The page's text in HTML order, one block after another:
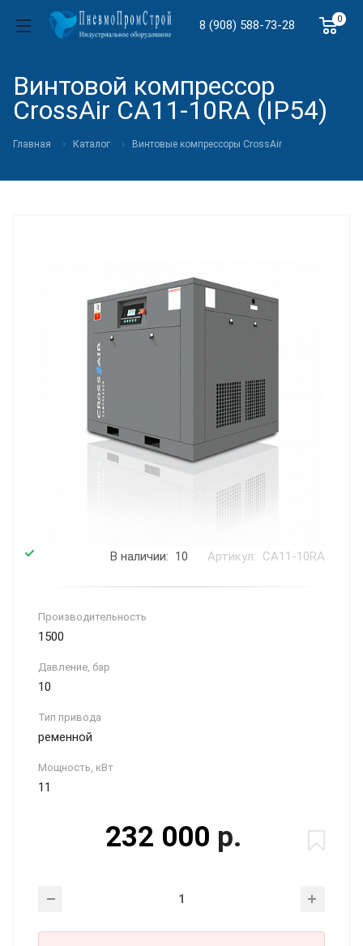
0
8 (908) 588-73-28
Винтовой компрессор
CrossAir CA11-10RA (IP54)
Главная Каталог Винтовые компрессоры CrossAir
В наличии: 10 Артикул: CA11-10RA
Производитель­ность
1500
Давление, бар
10
Тип привода
ременной
Мощность, кВт
11
232 000 р.